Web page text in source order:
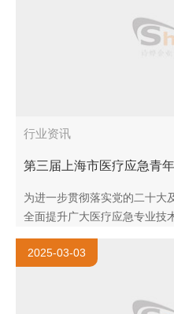
行业资讯
第三届上海市医疗应急青
为进一步贯彻落实党的二十大
全面提升广大医疗应急专业技
分展现医疗应急专业技术青年
组织开展..
2025-03-03